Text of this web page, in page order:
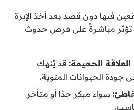
فيها دون قصد بعد أخذ الإبرة
تؤثر مباشرةً على فرص حدوث
الحميمة: قد يُنهك
الحيوانات المنوية.
سواء مبكر جدًا أو متأخر